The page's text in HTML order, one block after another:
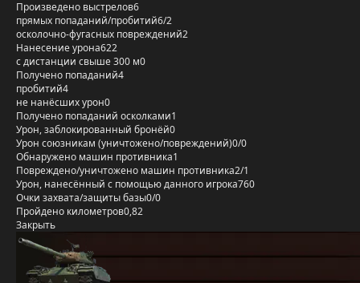
Произведено выстрелов6
прямых попаданий/пробитий6/2
осколочно-фугасных повреждений2
Нанесение урона622
с дистанции свыше 300 м0
Получено попаданий4
пробитий4
не нанёсших урон0
Получено попаданий осколками1
Урон, заблокированный бронёй0
Урон союзникам (уничтожено/повреждений)0/0
Обнаружено машин противника1
Повреждено/уничтожено машин противника2/1
Урон, нанесённый с помощью данного игрока760
Очки захвата/защиты базы0/0
Пройдено километров0,82
Закрыть